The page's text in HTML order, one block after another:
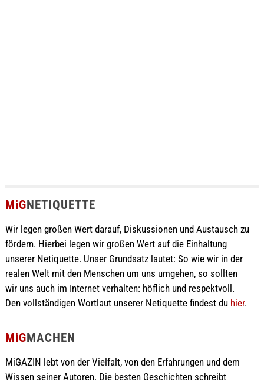
MiGNETIQUETTE
Wir legen großen Wert darauf, Diskussionen und Austausch zu
fördern. Hierbei legen wir großen Wert auf die Einhaltung
unserer Netiquette. Unser Grundsatz lautet: So wie wir in der
realen Welt mit den Menschen um uns umgehen, so sollten
wir uns auch im Internet verhalten: höflich und respektvoll.
Den vollständigen Wortlaut unserer Netiquette findest du hier.
MiGMACHEN
MiGAZIN lebt von der Vielfalt, von den Erfahrungen und dem
Wissen seiner Autoren. Die besten Geschichten schreibt